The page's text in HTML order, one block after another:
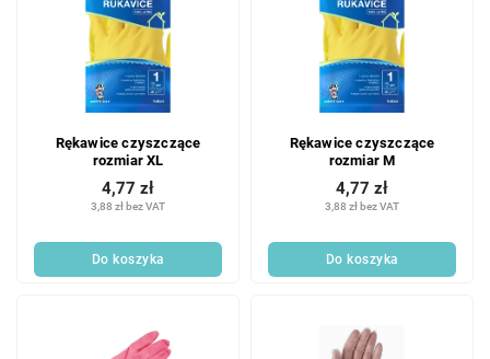
Rękawice czyszczące
rozmiar XL
3,88 zł bez VAT
4,77 zł
Do koszyka
Rękawice czyszczące
rozmiar M
3,88 zł bez VAT
4,77 zł
Do koszyka